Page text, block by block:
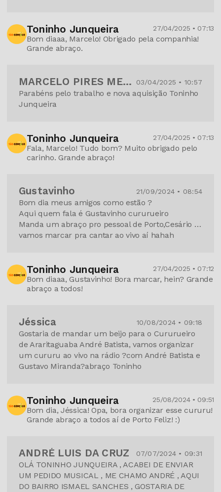
Toninho Junqueira 27/04/2025 • 07:13
Bom diaaa, Marcelo! Obrigado pela companhia!
Grande abraço.
MARCELO PIRES MERENDA 03/04/2025 • 10:57
Parabéns pelo trabalho e nova aquisição Toninho
Junqueira
Toninho Junqueira 27/04/2025 • 07:13
Fala, Marcelo! Tudo bom? Muito obrigado pelo
carinho. Grande abraço!
Gustavinho 21/09/2024 • 08:54
Bom dia meus amigos como estão ?
Aqui quem fala é Gustavinho cururueiro
Manda um abraço pro pessoal de Porto,Cesário …
vamos marcar pra cantar ao vivo aí hahah
Toninho Junqueira 27/04/2025 • 07:12
Bom diaaa, Gustavinho! Bora marcar, hein? Grande
abraço a todos!
Jéssica 10/08/2024 • 09:18
Gostaria de mandar um beijo para o Cururueiro
de Araritaguaba André Batista, vamos organizar
um cururu ao vivo na rádio ?com André Batista e
Gustavo Miranda?abraço Toninho
Toninho Junqueira 25/08/2024 • 09:51
Bom dia, Jéssica! Opa, bora organizar esse cururu!
Grande abraço a todos aí de Porto Feliz! :)
ANDRÉ LUIS DA CRUZ 07/07/2024 • 09:31
OLÁ TONINHO JUNQUEIRA , ACABEI DE ENVIAR
UM PEDIDO MUSICAL , ME CHAMO ANDRÉ , AQUI
DO BAIRRO ISMAEL SANCHES , GOSTARIA DE